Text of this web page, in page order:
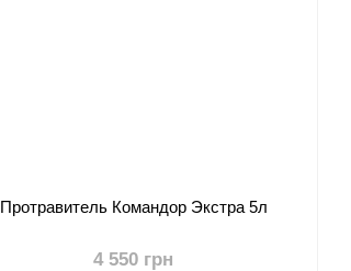
Протравитель Командор Экстра 5л
4 550 грн